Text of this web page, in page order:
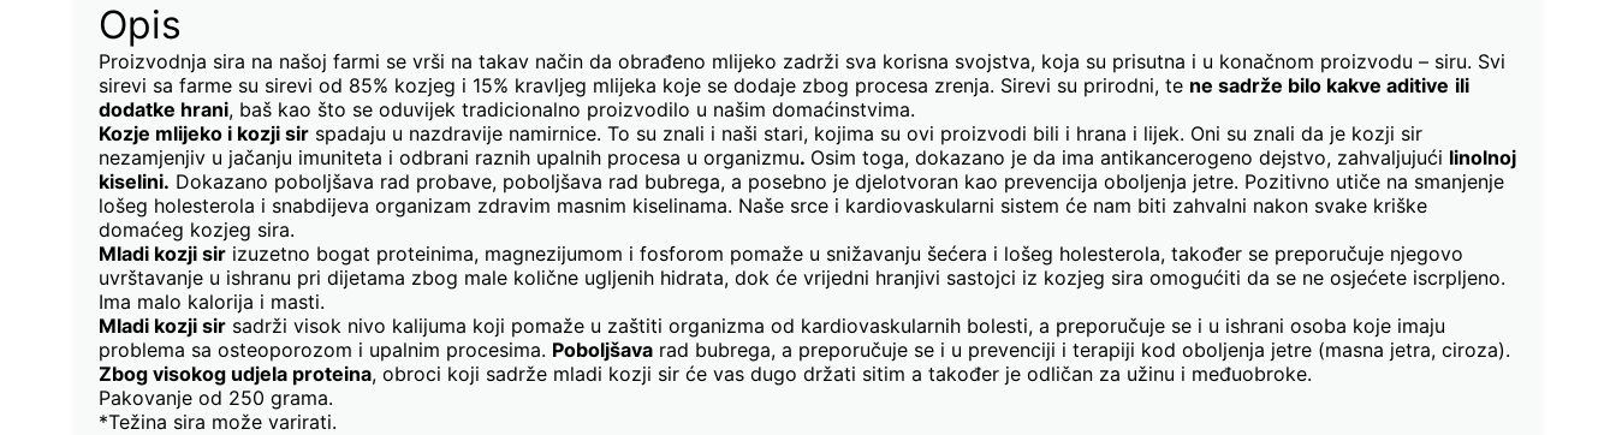
Opis
Proizvodnja sira na našoj farmi se vrši na takav način da obrađeno mlijeko zadrži sva korisna svojstva, koja su prisutna i u konačnom proizvodu – siru. Svi
sirevi sa farme su sirevi od 85% kozjeg i 15% kravljeg mlijeka koje se dodaje zbog procesa zrenja. Sirevi su prirodni, te ne sadrže bilo kakve aditive ili
dodatke hrani, baš kao što se oduvijek tradicionalno proizvodilo u našim domaćinstvima.
Kozje mlijeko i kozji sir spadaju u nazdravije namirnice. To su znali i naši stari, kojima su ovi proizvodi bili i hrana i lijek. Oni su znali da je kozji sir
nezamjenjiv u jačanju imuniteta i odbrani raznih upalnih procesa u organizmu. Osim toga, dokazano je da ima antikancerogeno dejstvo, zahvaljujući linolnoj
kiselini. Dokazano poboljšava rad probave, poboljšava rad bubrega, a posebno je djelotvoran kao prevencija oboljenja jetre. Pozitivno utiče na smanjenje
lošeg holesterola i snabdijeva organizam zdravim masnim kiselinama. Naše srce i kardiovaskularni sistem će nam biti zahvalni nakon svake kriške
domaćeg kozjeg sira.
Mladi kozji sir izuzetno bogat proteinima, magnezijumom i fosforom pomaže u snižavanju šećera i lošeg holesterola, također se preporučuje njegovo
uvrštavanje u ishranu pri dijetama zbog male količne ugljenih hidrata, dok će vrijedni hranjivi sastojci iz kozjeg sira omogućiti da se ne osjećete iscrpljeno.
Ima malo kalorija i masti.
Mladi kozji sir sadrži visok nivo kalijuma koji pomaže u zaštiti organizma od kardiovaskularnih bolesti, a preporučuje se i u ishrani osoba koje imaju
problema sa osteoporozom i upalnim procesima. Poboljšava rad bubrega, a preporučuje se i u prevenciji i terapiji kod oboljenja jetre (masna jetra, ciroza).
Zbog visokog udjela proteina, obroci koji sadrže mladi kozji sir će vas dugo držati sitim a također je odličan za užinu i međuobroke.
Pakovanje od 250 grama.
*Težina sira može varirati.